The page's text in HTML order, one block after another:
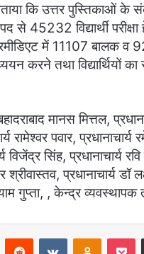
कि उत्तर पुस्तिकाओं
से 45232 विद्यार्थी
में 11107 बालक व
करने तथा विद्यार्थियों का
मानस मित्तल,
रामेश्वर पवार,
विजेंद्र सिंह, प्रधानाचार्य
श्रीवास्तव, प्रधानाचार्य डॉ
गुप्ता, , केन्द्र
Reddit VKontakte